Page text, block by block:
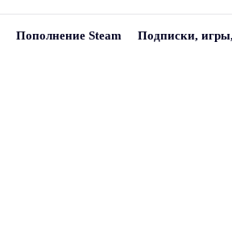
Пополнение Steam Подписки,